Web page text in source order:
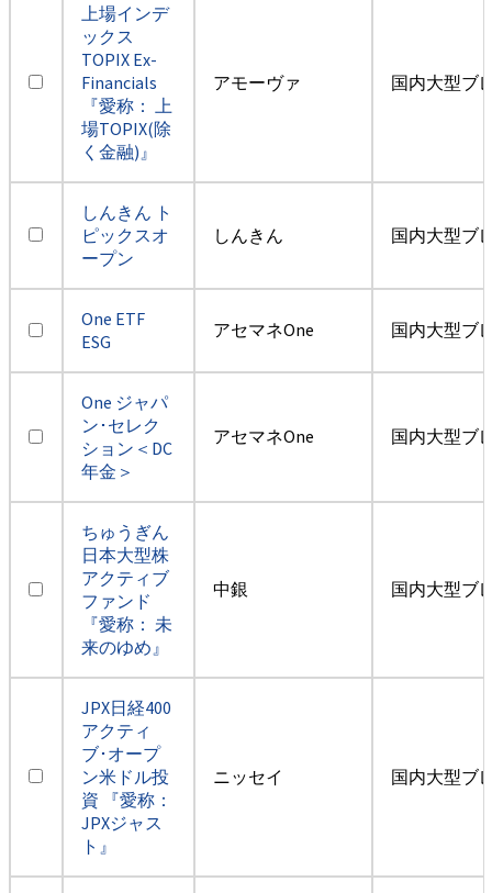
上場インデ
ックス
TOPIX Ex-
Financials
『愛称： 上
場TOPIX(除
く金融)』
アモーヴァ 国内大型ブ
しんきん ト
ピックスオ
ープン
しんきん 国内大型ブ
One ETF
ESG
アセマネOne 国内大型ブ
One ジャパ
ン･セレク
ション＜DC
年金＞
アセマネOne 国内大型ブ
ちゅうぎん
日本大型株
アクティブ
ファンド
『愛称： 未
来のゆめ』
中銀 国内大型ブ
JPX日経400
アクティ
ブ･オープ
ン米ドル投
資 『愛称：
JPXジャス
ト』
ニッセイ 国内大型ブ